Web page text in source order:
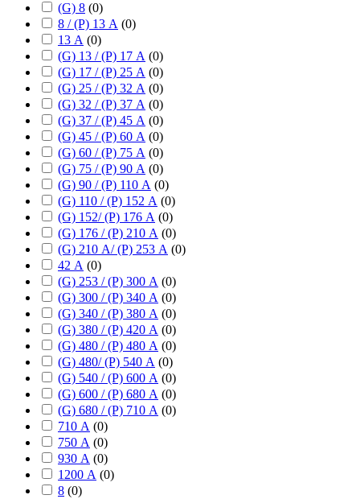
(G) 8 (0)
8 / (P) 13 А (0)
13 А (0)
(G) 13 / (P) 17 А (0)
(G) 17 / (P) 25 А (0)
(G) 25 / (P) 32 А (0)
(G) 32 / (P) 37 А (0)
(G) 37 / (P) 45 А (0)
(G) 45 / (P) 60 А (0)
(G) 60 / (P) 75 А (0)
(G) 75 / (P) 90 А (0)
(G) 90 / (P) 110 А (0)
(G) 110 / (P) 152 А (0)
(G) 152/ (P) 176 А (0)
(G) 176 / (P) 210 А (0)
(G) 210 А/ (P) 253 А (0)
42 А (0)
(G) 253 / (P) 300 А (0)
(G) 300 / (P) 340 А (0)
(G) 340 / (P) 380 А (0)
(G) 380 / (P) 420 А (0)
(G) 480 / (P) 480 А (0)
(G) 480/ (P) 540 А (0)
(G) 540 / (P) 600 А (0)
(G) 600 / (P) 680 А (0)
(G) 680 / (P) 710 А (0)
710 А (0)
750 А (0)
930 А (0)
1200 А (0)
8 (0)